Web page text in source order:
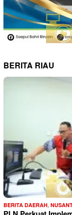
BERITA RIAU
BERITA DAERAH,